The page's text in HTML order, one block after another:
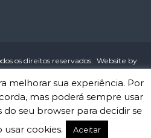
os direitos reservados. Website by
e Conduta
de Reservas
melhorar sua experiência. Por
mas poderá sempre usar
do seu browser para decidir se
usar cookies.
Aceitar